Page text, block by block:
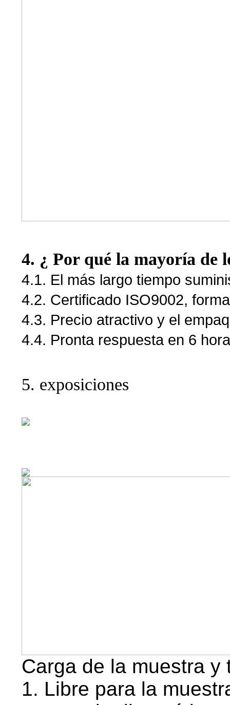
4. ¿ Por qué la mayoría de
4.1. El más largo tiempo
4.2. Certificado ISO9002,
4.3. Precio atractivo y el
4.4. Pronta respuesta en 6
5. exposiciones
Carga de la muestra y
1. Libre para la